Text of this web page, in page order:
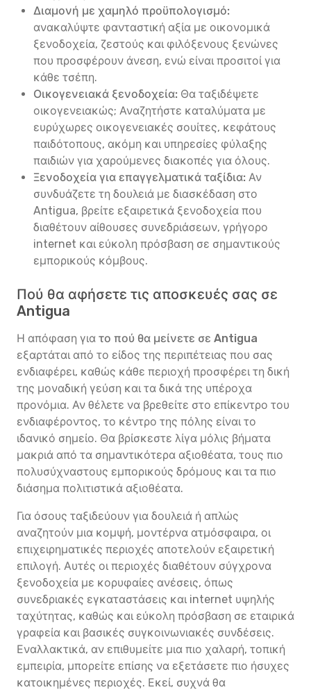
Διαμονή με χαμηλό προϋπολογισμό:
ανακαλύψτε φανταστική αξία με οικονομικά
ξενοδοχεία, ζεστούς και φιλόξενους ξενώνες
που προσφέρουν άνεση, ενώ είναι προσιτοί για
κάθε τσέπη.
Οικογενειακά ξενοδοχεία: Θα ταξιδέψετε
οικογενειακώς; Αναζητήστε καταλύματα με
ευρύχωρες οικογενειακές σουίτες, κεφάτους
παιδότοπους, ακόμη και υπηρεσίες φύλαξης
παιδιών για χαρούμενες διακοπές για όλους.
Ξενοδοχεία για επαγγελματικά ταξίδια: Αν
συνδυάζετε τη δουλειά με διασκέδαση στο
Antigua, βρείτε εξαιρετικά ξενοδοχεία που
διαθέτουν αίθουσες συνεδριάσεων, γρήγορο
internet και εύκολη πρόσβαση σε σημαντικούς
εμπορικούς κόμβους.
Πού θα αφήσετε τις αποσκευές σας σε
Antigua
Η απόφαση για το πού θα μείνετε σε Antigua
εξαρτάται από το είδος της περιπέτειας που σας
ενδιαφέρει, καθώς κάθε περιοχή προσφέρει τη δική
της μοναδική γεύση και τα δικά της υπέροχα
προνόμια. Αν θέλετε να βρεθείτε στο επίκεντρο του
ενδιαφέροντος, το κέντρο της πόλης είναι το
ιδανικό σημείο. Θα βρίσκεστε λίγα μόλις βήματα
μακριά από τα σημαντικότερα αξιοθέατα, τους πιο
πολυσύχναστους εμπορικούς δρόμους και τα πιο
διάσημα πολιτιστικά αξιοθέατα.
Για όσους ταξιδεύουν για δουλειά ή απλώς
αναζητούν μια κομψή, μοντέρνα ατμόσφαιρα, οι
επιχειρηματικές περιοχές αποτελούν εξαιρετική
επιλογή. Αυτές οι περιοχές διαθέτουν σύγχρονα
ξενοδοχεία με κορυφαίες ανέσεις, όπως
συνεδριακές εγκαταστάσεις και internet υψηλής
ταχύτητας, καθώς και εύκολη πρόσβαση σε εταιρικά
γραφεία και βασικές συγκοινωνιακές συνδέσεις.
Εναλλακτικά, αν επιθυμείτε μια πιο χαλαρή, τοπική
εμπειρία, μπορείτε επίσης να εξετάσετε πιο ήσυχες
κατοικημένες περιοχές. Εκεί, συχνά θα